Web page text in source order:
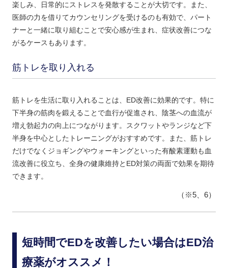
楽しみ、日常的にストレスを発散することが大切です。また、
医師の力を借りてカウンセリングを受けるのも有効で、パート
ナーと一緒に取り組むことで安心感が生まれ、症状改善につな
がるケースもあります。
筋トレを取り入れる
筋トレを生活に取り入れることは、ED改善に効果的です。特に
下半身の筋肉を鍛えることで血行が促進され、陰茎への血流が
増え勃起力の向上につながります。スクワットやランジなど下
半身を中心としたトレーニングがおすすめです。また、筋トレ
だけでなくジョギングやウォーキングといった有酸素運動も血
流改善に役立ち、全身の健康維持とED対策の両面で効果を期待
できます。
（※5、6）
短時間でEDを改善したい場合はED治
療薬がオススメ！